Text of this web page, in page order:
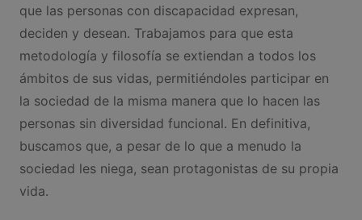
que las personas con discapacidad expresan,
deciden y desean. Trabajamos para que esta
metodología y filosofía se extiendan a todos los
ámbitos de sus vidas, permitiéndoles participar en
la sociedad de la misma manera que lo hacen las
personas sin diversidad funcional. En definitiva,
buscamos que, a pesar de lo que a menudo la
sociedad les niega, sean protagonistas de su propia
vida.